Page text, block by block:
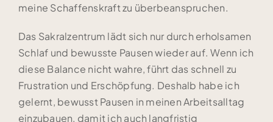
meine Schaffenskraft zu überbeanspruchen.
Das Sakralzentrum lädt sich nur durch erholsamen
Schlaf und bewusste Pausen wieder auf. Wenn ich
diese Balance nicht wahre, führt das schnell zu
Frustration und Erschöpfung. Deshalb habe ich
gelernt, bewusst Pausen in meinen Arbeitsalltag
einzubauen, damit ich auch langfristig